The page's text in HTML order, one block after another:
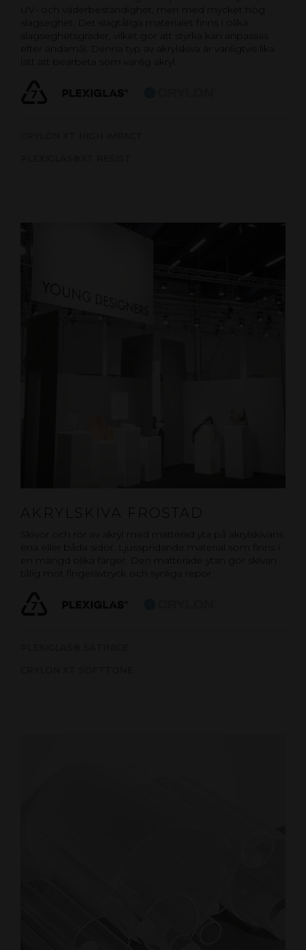
UV- och väderbeständighet, men med mycket hög
slagseghet. Det slagtåliga materialet finns i olika
slagseghetsgrader, vilket gör att styrka kan anpassas
efter ändamål. Denna typ av akrylskiva är vanligtvis lika
lätt att bearbeta som vanlig akryl.
AKRYLSKIVA FROSTAD
Skivor och rör av akryl med matterad yta på akrylskivans
ena eller båda sidor. Ljusspridande material som finns i
en mängd olika färger. Den matterade ytan gör skivan
tålig mot fingeravtryck och synliga repor.